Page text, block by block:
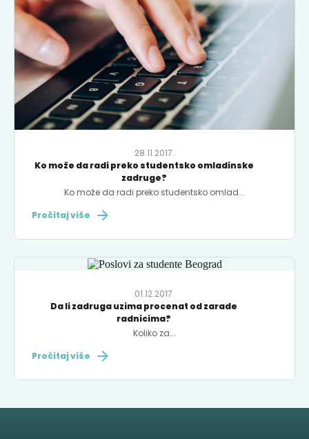
28.11.2017.
Ko može da radi preko studentsko omladinske
zadruge?
Ko može da radi preko studentsko omlad...
Pročitaj više
01.12.2017.
Da li zadruga uzima procenat od zarade
radnicima?
Koliko za...
Pročitaj više